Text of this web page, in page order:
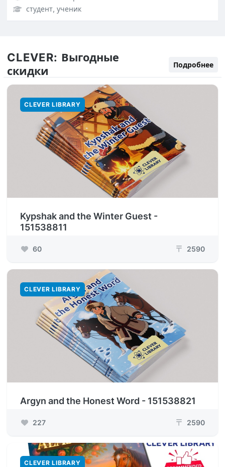
студент, ученик
CLEVER: Выгодные
скидки
Подробнее
CLEVER LIBRARY
Kypshak and the Winter Guest -
151538811
60 ₸ 2590
CLEVER LIBRARY
Argyn and the Honest Word - 151538821
227 ₸ 2590
CLEVER LIBRARY